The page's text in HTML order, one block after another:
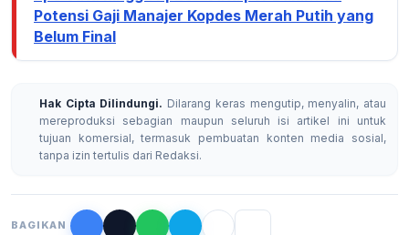
Potensi Gaji Manajer Kopdes Merah Putih yang
Belum Final
Hak Cipta Dilindungi. Dilarang keras mengutip, menyalin, atau
mereproduksi sebagian maupun seluruh isi artikel ini untuk
tujuan komersial, termasuk pembuatan konten media sosial,
tanpa izin tertulis dari Redaksi.
BAGIKAN